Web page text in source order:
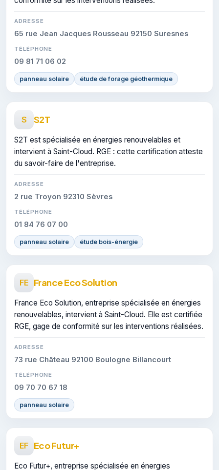
ADRESSE
65 rue Jean Jacques Rousseau 92150 Suresnes
TÉLÉPHONE
09 81 71 06 02
panneau solaire étude de forage géothermique
S S2T
S2T est spécialisée en énergies renouvelables et
intervient à Saint-Cloud. RGE : cette certification atteste
du savoir-faire de l'entreprise.
ADRESSE
2 rue Troyon 92310 Sèvres
TÉLÉPHONE
01 84 76 07 00
panneau solaire étude bois-énergie
FE France Eco Solution
France Eco Solution, entreprise spécialisée en énergies
renouvelables, intervient à Saint-Cloud. Elle est certifiée
RGE, gage de conformité sur les interventions réalisées.
ADRESSE
73 rue Château 92100 Boulogne Billancourt
TÉLÉPHONE
09 70 70 67 18
panneau solaire
EF Eco Futur+
Eco Futur+, entreprise spécialisée en énergies